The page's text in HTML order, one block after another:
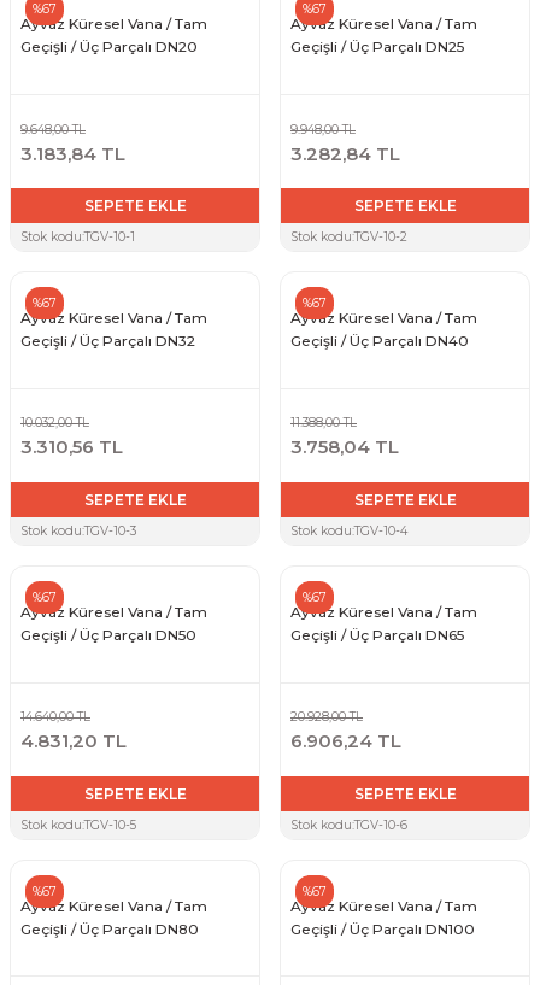
Ayvaz Küresel Vana / Tam
Geçişli / Üç Parçalı DN20
%67
9.648,00 TL
3.183,84 TL
SEPETE EKLE
Stok kodu:TGV-10-1
Ayvaz Küresel Vana / Tam
Geçişli / Üç Parçalı DN25
%67
9.948,00 TL
3.282,84 TL
SEPETE EKLE
Stok kodu:TGV-10-2
Ayvaz Küresel Vana / Tam
Geçişli / Üç Parçalı DN32
%67
10.032,00 TL
3.310,56 TL
SEPETE EKLE
Stok kodu:TGV-10-3
Ayvaz Küresel Vana / Tam
Geçişli / Üç Parçalı DN40
%67
11.388,00 TL
3.758,04 TL
SEPETE EKLE
Stok kodu:TGV-10-4
Ayvaz Küresel Vana / Tam
Geçişli / Üç Parçalı DN50
%67
14.640,00 TL
4.831,20 TL
SEPETE EKLE
Stok kodu:TGV-10-5
Ayvaz Küresel Vana / Tam
Geçişli / Üç Parçalı DN65
%67
20.928,00 TL
6.906,24 TL
SEPETE EKLE
Stok kodu:TGV-10-6
Ayvaz Küresel Vana / Tam
Geçişli / Üç Parçalı DN80
%67
Ayvaz Küresel Vana / Tam
Geçişli / Üç Parçalı DN100
%67